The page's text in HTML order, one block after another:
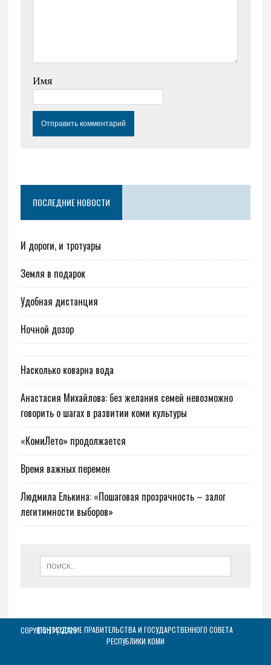
Имя
ПОСЛЕДНИЕ НОВОСТИ
И дороги, и тротуары
Земля в подарок
Удобная дистанция
Ночной дозор
Насколько коварна вода
Анастасия Михайлова: без желания семей невозможно
говорить о шагах в развитии коми культуры
«КомиЛето» продолжается
Время важных перемен
Людмила Елькина: «Пошаговая прозрачность – залог
легитимности выборов»
COPYRIGHT | 2026
[16+] ИЗДАНИЕ ПРАВИТЕЛЬСТВА И ГОСУДАРСТВЕННОГО СОВЕТА
РЕСПУБЛИКИ КОМИ